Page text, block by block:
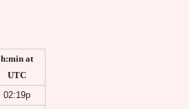
h:min at
UTC
02:19p